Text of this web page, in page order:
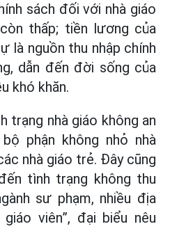
sách đối với nhà giáo
thấp; tiền lương của
là nguồn thu nhập chính
dẫn đến đời sống của
khó khăn.
trạng nhà giáo không an
phận không nhỏ nhà
nhà giáo trẻ. Đây cũng
tình trạng không thu
sư phạm, nhiều địa
viên”, đại biểu nêu